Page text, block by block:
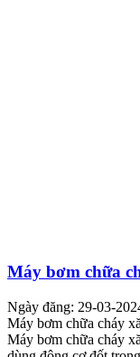
Máy bơm chữa
Ngày đăng: 29-03-
Máy bơm chữa cháy
Máy bơm chữa cháy